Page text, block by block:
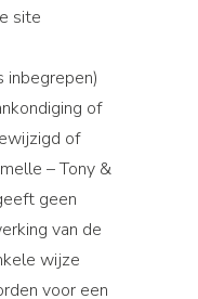
site
inbegrepen)
of
of
– Tony &
geen
van de
wijze
voor een